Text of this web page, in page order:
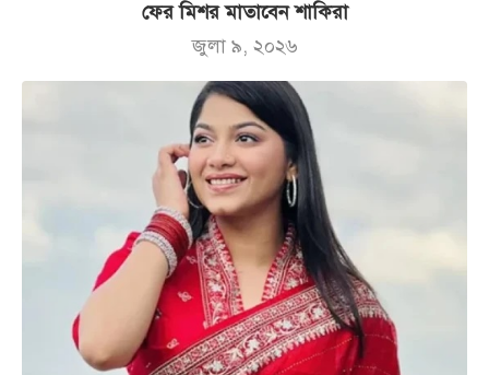
ফের মিশর মাতাবেন শাকিরা
জুলা ৯, ২০২৬